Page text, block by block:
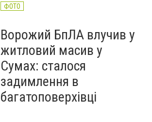
ФОТО
Ворожий БпЛА влучив у
житловий масив у
Сумах: сталося
задимлення в
багатоповерхівці